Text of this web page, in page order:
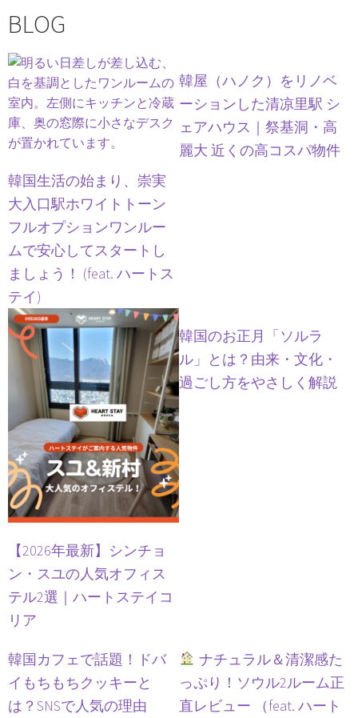
BLOG
韓国生活の始まり、崇実
大入口駅ホワイトトーン
フルオプションワンルー
ムで安心してスタートし
ましょう！ (feat. ハートス
テイ)
韓屋（ハノク）をリノベ
ーションした清凉里駅 シ
ェアハウス｜祭基洞・高
麗大 近くの高コスパ物件
【2026年最新】シンチョ
ン・スユの人気オフィス
テル2選｜ハートステイコ
リア
韓国のお正月「ソルラ
ル」とは？由来・文化・
過ごし方をやさしく解説
韓国カフェで話題！ドバ
イもちもちクッキーと
は？SNSで人気の理由
ナチュラル＆清潔感た
っぷり！ソウル2ルーム正
直レビュー （feat. ハート